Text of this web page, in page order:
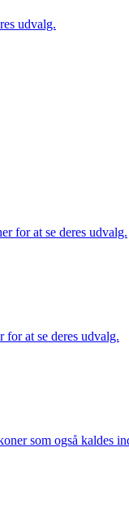
udvalg.
for at se deres udvalg.
at se deres udvalg.
som også kaldes